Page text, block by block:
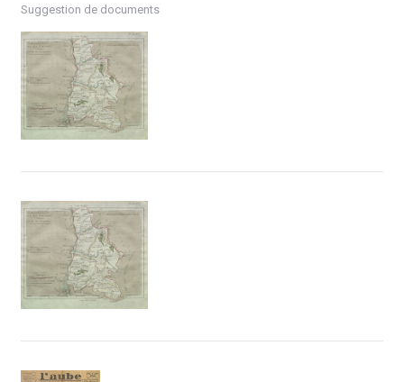
Suggestion de documents